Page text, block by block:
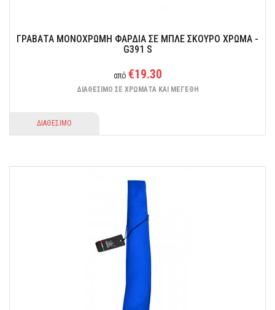
ΓΡΑΒΑΤΑ ΜΟΝΟΧΡΩΜΗ ΦΑΡΔΙΑ ΣΕ ΜΠΛΕ ΣΚΟΥΡΟ ΧΡΩΜΑ -
G391 S
από €19.30
ΔΙΑΘΕΣΙΜΟ ΣΕ ΧΡΩΜΑΤΑ ΚΑΙ ΜΕΓΕΘΗ
ΔΙΑΘΕΣΙΜΟ
αυτή που σας ταιριάζει.